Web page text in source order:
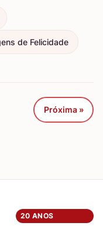
de Felicidade
Próxima »
20 ANOS